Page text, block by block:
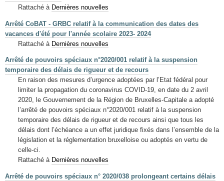
Rattaché à Dernières nouvelles
Arrêté CoBAT - GRBC relatif à la communication des dates des
vacances d'été pour l'année scolaire 2023- 2024
Rattaché à Dernières nouvelles
Arrêté de pouvoirs spéciaux n°2020/001 relatif à la suspension
temporaire des délais de rigueur et de recours
En raison des mesures d’urgence adoptées par l’Etat fédéral pour
limiter la propagation du coronavirus COVID-19, en date du 2 avril
2020, le Gouvernement de la Région de Bruxelles-Capitale a adopté
l’arrêté de pouvoirs spéciaux n°2020/001 relatif à la suspension
temporaire des délais de rigueur et de recours ainsi que tous les
délais dont l’échéance a un effet juridique fixés dans l’ensemble de la
législation et la réglementation bruxelloise ou adoptés en vertu de
celle-ci.
Rattaché à Dernières nouvelles
Arrêté de pouvoirs spéciaux n° 2020/038 prolongeant certains délais